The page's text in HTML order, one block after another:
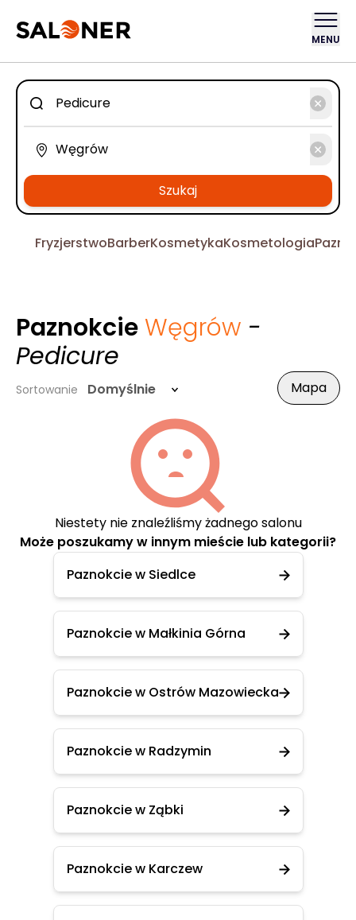
MENU
Szukaj
FryzjerstwoBarberKosmetykaKosmetologia
Paznokcie Węgrów -
Pedicure
Sortowanie Domyślnie Mapa
Niestety nie znaleźliśmy żadnego salonu
Może poszukamy w innym mieście lub kategorii?
Paznokcie w Siedlce
Paznokcie w Małkinia Górna
Paznokcie w Ostrów Mazowiecka
Paznokcie w Radzymin
Paznokcie w Ząbki
Paznokcie w Karczew